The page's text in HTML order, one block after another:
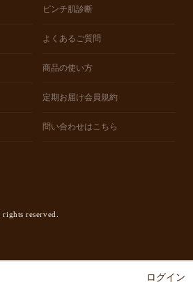
ピンチ肌診断
よくあるご質問
商品の使い方
定期お届け会員規約
問い合わせはこちら
reserved.
ログイン